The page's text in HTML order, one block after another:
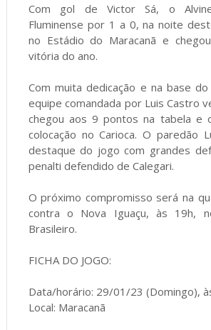
Com gol de Victor Sá, o
Fluminense por 1 a 0, na noite
no Estádio do Maracanã e
vitória do ano.
Com muita dedicação e na base
equipe comandada por Luis Castro
chegou aos 9 pontos na tabela e
colocação no Carioca. O paredão
destaque do jogo com grandes
penalti defendido de Calegari.
O próximo compromisso será na
contra o Nova Iguaçu, às 19h,
Brasileiro.
FICHA DO JOGO:
Data/horário: 29/01/23 (Domingo),
Local: Maracanã